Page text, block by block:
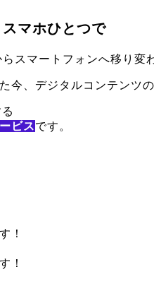
マホひとつで
スマートフォンへ移り
今、デジタルコンテンツ
ビスです。
！
！